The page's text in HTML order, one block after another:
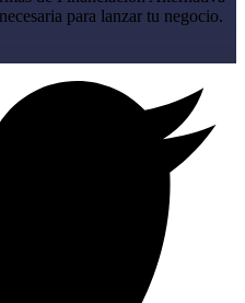
para lanzar tu negocio.